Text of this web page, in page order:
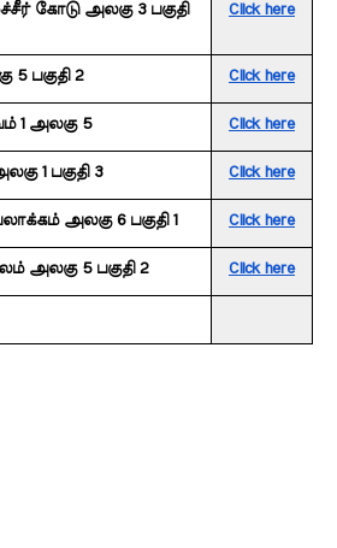
கோடு அலகு 3 பகுதி
Click here
5 பகுதி 2 Click here
1 அலகு 5 Click here
1 பகுதி 3 Click here
அலகு 6 பகுதி 1 Click here
அலகு 5 பகுதி 2 Click here